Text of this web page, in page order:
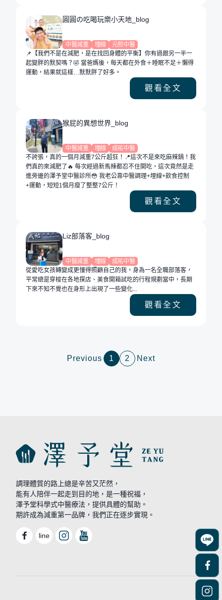
圓圓の吃喝玩樂小天地_blog
中醫減重 埋線
元熙中醫
📌【我們不是在減肥，是在找回身體的平衡】你有過跟另一半一
起變胖的默契嗎？🤣 當爸媽後，每天都在外食＋睡眠不足＋懶得
運動，結果就這樣…默默胖了好多。
觀看全文
猴屁的異想世界_blog
中醫減重 埋線
成祐中醫
不誇張，真的一個月減重7公斤超狂！📍這次不是來吃麻辣鍋！我
們真的來減肥了🔥 每次經過新馬辣都忍不住開吃，這次竟然是走
進旁邊的澤予堂中醫診所😳 我老公靠中醫調理+埋線+飲食控制
+運動，短短1個月瘦了整整7公斤！
觀看全文
Liz部落客_blog
中醫減重 埋線
成祐中醫
從愛吃女孩轉變成更懂得照顧自己的我，身為一名全職部落客，
平常總是穿梭在各地探店、美食開箱試吃的行程規劃當中，長期
下來不知不覺也在身形上出現了一些變化...
觀看全文
Previous 1 2 Next
調理體質的路上總是辛苦又茫然，
能有人陪伴一起走到目的地，是一種祝福，
澤予堂科學式中醫療法，提供具體的幫助。
期許成為減重第一品牌，我們正在逐步實現。
line